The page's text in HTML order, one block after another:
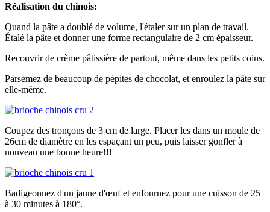
Réalisation du chinois:
Quand la pâte a doublé de volume, l'étaler sur un plan de travail.
Étalé la pâte et donner une forme rectangulaire de 2 cm épaisseur.
Recouvrir de crème pâtissière de partout, même dans les petits coins.
Parsemez de beaucoup de pépites de chocolat, et enroulez la pâte sur
elle-même.
Coupez des tronçons de 3 cm de large. Placer les dans un moule de
26cm de diamètre en les espaçant un peu, puis laisser gonfler à
nouveau une bonne heure!!!
Badigeonnez d'un jaune d'œuf et enfournez pour une cuisson de 25
à 30 minutes à 180°.